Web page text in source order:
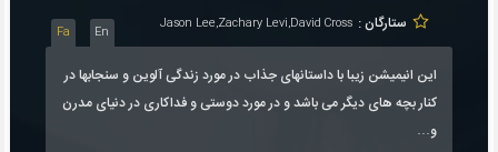
ستارگان : Jason Lee,Zachary Levi,David Cross
Fa En
این انیمیشن زیبا با داستانهای جذاب در مورد زندگی آلوین و سنجابها در
کنار بچه های دیگر می باشد و در مورد دوستی و فداکاری در دنیای مدرن
و…